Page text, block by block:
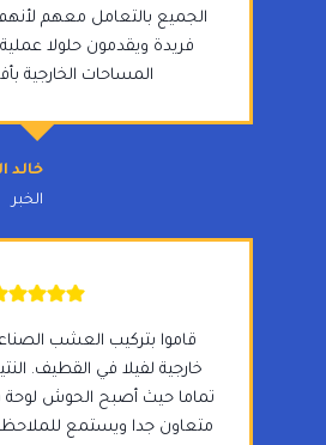
الجميع بالتعامل معهم
فريدة ويقدمون حلولا
المساحات الخارجية
خالد
الخبر
قاموا بتركيب العشب
خارجية لفيلا في القطيف.
تماما حيث أصبح الحوش لوحة
متعاون جدا ويستمع